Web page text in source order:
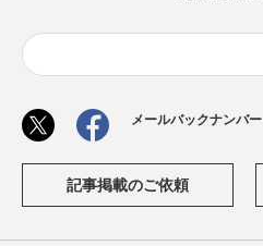
メールバックナンバー
記事掲載のご依頼